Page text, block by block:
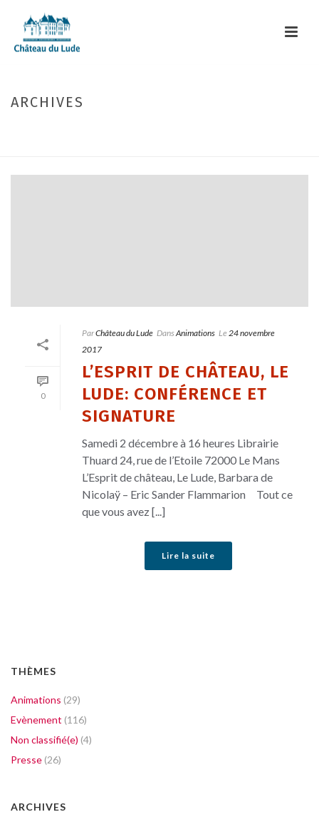
ARCHIVES
0
ParChâteau du Lude DansAnimations Le 24 novembre
2017
L’ESPRIT DE CHÂTEAU, LE
LUDE: CONFÉRENCE ET
SIGNATURE
Samedi 2 décembre à 16 heures Librairie
Thuard 24, rue de l’Etoile 72000 Le Mans
L’Esprit de château, Le Lude, Barbara de
Nicolaÿ – Eric Sander Flammarion Tout ce
que vous avez [...]
Lire la suite
THÈMES
Animations (29)
Evènement (116)
Non classifié(e) (4)
Presse (26)
ARCHIVES